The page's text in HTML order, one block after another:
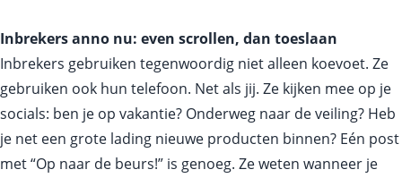
Inbrekers anno nu: even scrollen, dan toeslaan
Inbrekers gebruiken tegenwoordig niet alleen koevoet. Ze
gebruiken ook hun telefoon. Net als jij. Ze kijken mee op je
socials: ben je op vakantie? Onderweg naar de veiling? Heb
je net een grote lading nieuwe producten binnen? Eén post
met “Op naar de beurs!” is genoeg. Ze weten wanneer je